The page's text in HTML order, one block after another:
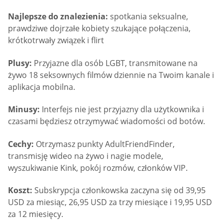
Najlepsze do znalezienia: spotkania seksualne,
prawdziwe dojrzałe kobiety szukające połączenia,
krótkotrwały związek i flirt
Plusy: Przyjazne dla osób LGBT, transmitowane na
żywo 18 seksownych filmów dziennie na Twoim kanale i
aplikacja mobilna.
Minusy: Interfejs nie jest przyjazny dla użytkownika i
czasami będziesz otrzymywać wiadomości od botów.
Cechy: Otrzymasz punkty AdultFriendFinder,
transmisję wideo na żywo i nagie modele,
wyszukiwanie Kink, pokój rozmów, członków VIP.
Koszt: Subskrypcja członkowska zaczyna się od 39,95
USD za miesiąc, 26,95 USD za trzy miesiące i 19,95 USD
za 12 miesięcy.